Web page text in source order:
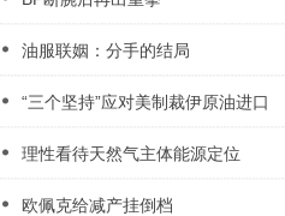
油服联姻：分手的结局
“三个坚持”应对美制裁伊原油进口
理性看待天然气主体能源定位
欧佩克给减产挂倒档